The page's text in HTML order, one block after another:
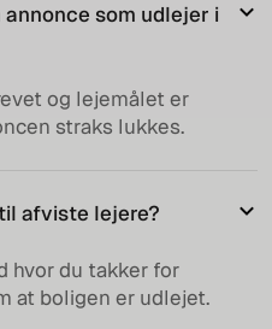
som udlejer i
og lejemålet er
straks lukkes.
afviste lejere?
hvor du takker for
at boligen er udlejet.